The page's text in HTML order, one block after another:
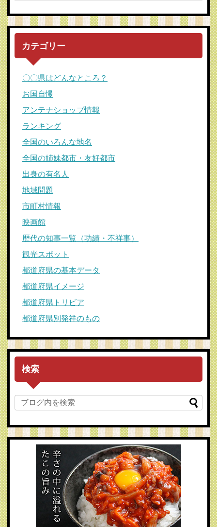
カテゴリー
〇〇県はどんなところ？
お国自慢
アンテナショップ情報
ランキング
全国のいろんな地名
全国の姉妹都市・友好都市
出身の有名人
地域問題
市町村情報
映画館
歴代の知事一覧（功績・不祥事）
観光スポット
都道府県の基本データ
都道府県イメージ
都道府県トリビア
都道府県別発祥のもの
検索